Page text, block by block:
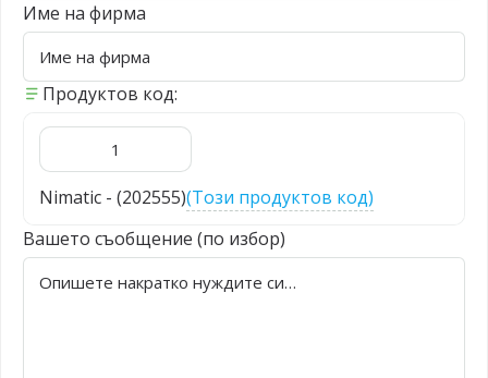
Име на фирма
Продуктов код:
Nimatic - (202555)(Този продуктов код)
Вашето съобщение (по избор)